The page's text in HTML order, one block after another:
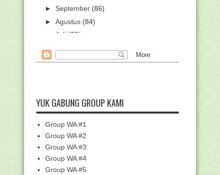
► September (86)
► Agustus (84)
Juli (70)
►Mei(66)
Gelar Webinar PBSB, Upaya Kemenag
Fasilitasi Ribua...
Penyelenggaran...
SKB 4 Menteri: Guru Sudah Vaksinasi
Wajib Buka Bel...
Besok, Kemenag Mulai Cairkan BOS
Madrasah Swasta S...
YUK GABUNG GROUP KAMI
Group WA #1
Group WA #2
Group WA #3
Group WA #4
Group WA #5